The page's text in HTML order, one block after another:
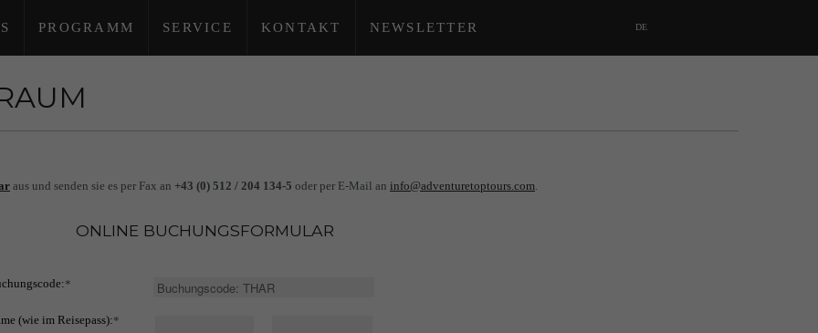
PROGRAMM SERVICE KONTAKT NEWSLETTER DE
aus und senden sie es per Fax an +43 (0) 512 / 204 134-5 oder per E-Mail an info@adventuretoptours.com.
ONLINE BUCHUNGSFORMULAR
*
(wie im Reisepass):*